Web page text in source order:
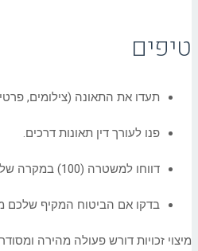
טיפים
תעדו את התאונה (צילומים,
פנו לעורך דין תאונות דרכים.
דווחו למשטרה (100) במקרה של נפגעים.
בדקו אם הביטוח המקיף שלכם
מיצוי זכויות דורש פעולה מהירה